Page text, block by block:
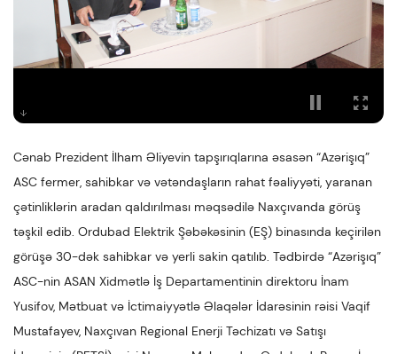
Cənab Prezident İlham Əliyevin tapşırıqlarına əsasən “Azərişıq”
ASC fermer, sahibkar və vətəndaşların rahat fəaliyyəti, yaranan
çətinliklərin aradan qaldırılması məqsədilə Naxçıvanda görüş
təşkil edib. Ordubad Elektrik Şəbəkəsinin (EŞ) binasında keçirilən
görüşə 30-dək sahibkar və yerli sakin qatılıb. Tədbirdə “Azərişıq”
ASC-nin ASAN Xidmətlə İş Departamentinin direktoru İnam
Yusifov, Mətbuat və İctimaiyyətlə Əlaqələr İdarəsinin rəisi Vaqif
Mustafayev, Naxçıvan Regional Enerji Təchizatı və Satışı